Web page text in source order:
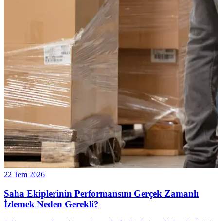
22 Tem 2026
Saha Ekiplerinin Performansını Gerçek Zamanlı
İzlemek Neden Gerekli?